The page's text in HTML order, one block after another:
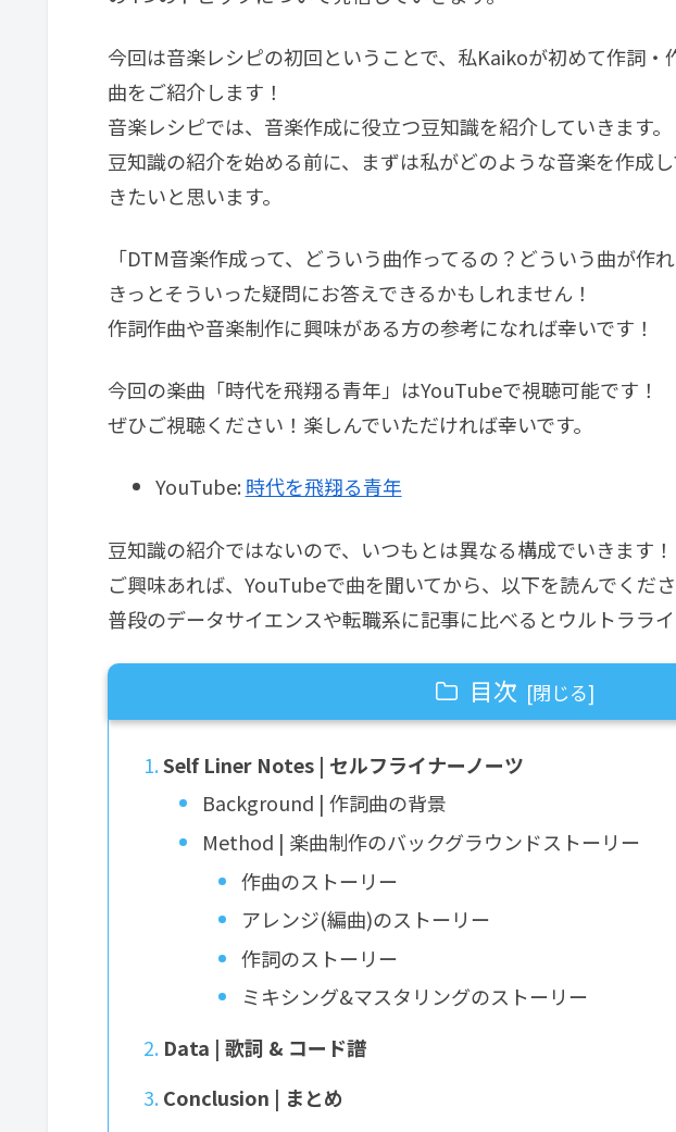
今回は音楽レシピの初回ということで、私Kaikoが初めて作詞
曲をご紹介します！
音楽レシピでは、音楽作成に役立つ豆知識を紹介していきます。
豆知識の紹介を始める前に、まずは私がどのような音楽を作成
きたいと思います。
「DTM音楽作成って、どういう曲作ってるの？どういう曲が作れ
きっとそういった疑問にお答えできるかもしれません！
作詞作曲や音楽制作に興味がある方の参考になれば幸いです！
今回の楽曲「時代を飛翔る青年」はYouTubeで視聴可能です！
ぜひご視聴ください！楽しんでいただければ幸いです。
YouTube: 時代を飛翔る青年
豆知識の紹介ではないので、いつもとは異なる構成でいきます！
ご興味あれば、YouTubeで曲を聞いてから、以下を読んでくださ
普段のデータサイエンスや転職系に記事に比べるとウルトラライ
目次
Self Liner Notes | セルフライナーノーツ
Background | 作詞曲の背景
Method | 楽曲制作のバックグラウンドストーリー
作曲のストーリー
アレンジ(編曲)のストーリー
作詞のストーリー
ミキシング&マスタリングのストーリー
Data | 歌詞 & コード譜
Conclusion | まとめ